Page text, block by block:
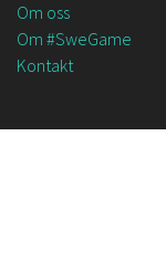
Om oss
Om #SweGame
Kontakt